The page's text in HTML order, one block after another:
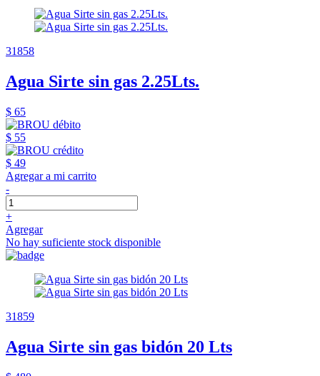
31858
Agua Sirte sin gas 2.25Lts.
$ 65
$ 55
$ 49
Agregar a mi carrito
-
+
Agregar
No hay suficiente stock disponible
31859
Agua Sirte sin gas bidón 20 Lts